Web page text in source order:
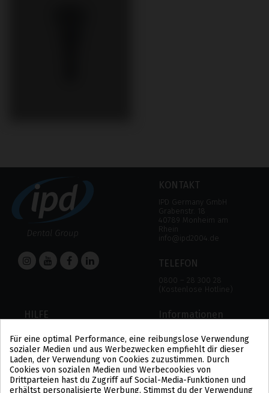
KONTAKT
IPD Germany GmbH
Grabenstr. 18
40789 Monheim am
Rhein
info@ipd2004.de
TELEFON
0800 – 28 300 28
(Kostenlose Hotline)
HILFE
HILFE
ZAHLUNGSMODALITÄTEN
VERSAND UND RÜCKGABE
Informationen
RECHTLICHER HINWEIS
DATENSCHUTZBESTIMMUNGEN
COOKIE-POLITIK
ALLGEMEINE
GESCHÄFTSBEDINGUNGEN
US
Für eine optimal Performance, eine reibungslose Verwendung
sozialer Medien und aus Werbezwecken empfiehlt dir dieser
Laden, der Verwendung von Cookies zuzustimmen. Durch
Cookies von sozialen Medien und Werbecookies von
Drittparteien hast du Zugriff auf Social-Media-Funktionen und
erhältst personalisierte Werbung. Stimmst du der Verwendung